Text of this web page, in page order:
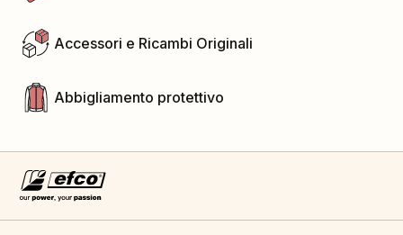
Accessori e Ricambi Originali
Abbigliamento protettivo